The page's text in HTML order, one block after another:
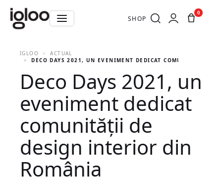
SHOP
0
IGLOO
ACTUAL
DECO DAYS 2021, UN EVENIMENT DEDICAT COMUNITĂȚII DE
Deco Days 2021, un
eveniment dedicat
comunității de
design interior din
România